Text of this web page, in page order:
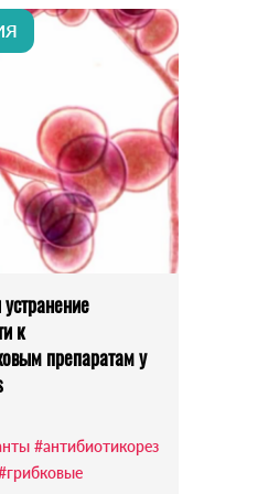
к
препаратам у
#антибиотикорез